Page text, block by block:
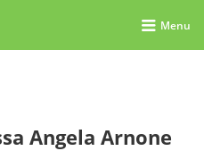
Menu
Angela Arnone